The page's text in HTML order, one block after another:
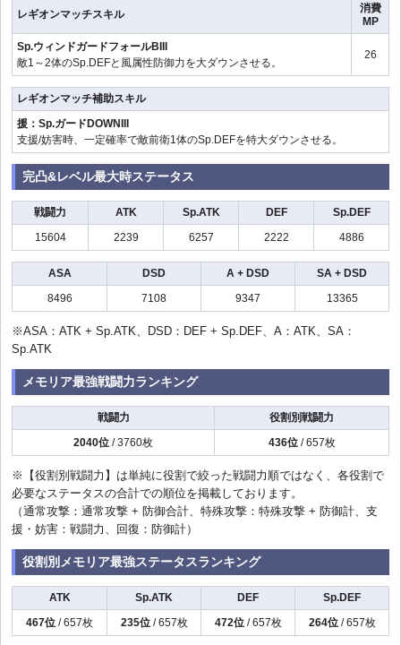
レギオンマッチスキル
消費
MP
Sp.ウィンドガードフォールBIII
敵1～2体のSp.DEFと風属性防御力を大ダウンさせる。
26
レギオンマッチ補助スキル
援：Sp.ガードDOWNIII
支援/妨害時、一定確率で敵前衛1体のSp.DEFを特大ダウンさせる。
完凸&レベル最大時ステータス
戦闘力 ATK Sp.ATK DEF
Sp.DEF
15604
2239 6257 2222 4886
ASA DSD A + DSD
SA + DSD
8496
7108 9347 13365
※ASA：ATK + Sp.ATK、DSD：DEF + Sp.DEF、A：ATK、SA：
Sp.ATK
メモリア最強戦闘力ランキング
戦闘力
役割別戦闘力
2040位 / 3760枚 436位/ 657枚
※【役割別戦闘力】は単純に役割で絞った戦闘力順ではなく、各役割で
必要なステータスの合計での順位を掲載しております。
（通常攻撃：通常攻撃 + 防御合計、特殊攻撃：特殊攻撃 + 防御計、支
援・妨害：戦闘力、回復：防御計）
役割別メモリア最強ステータスランキング
ATK Sp.ATK DEF
Sp.DEF
467位 / 657枚 235位/ 657枚 472位/ 657枚 264位/ 657枚